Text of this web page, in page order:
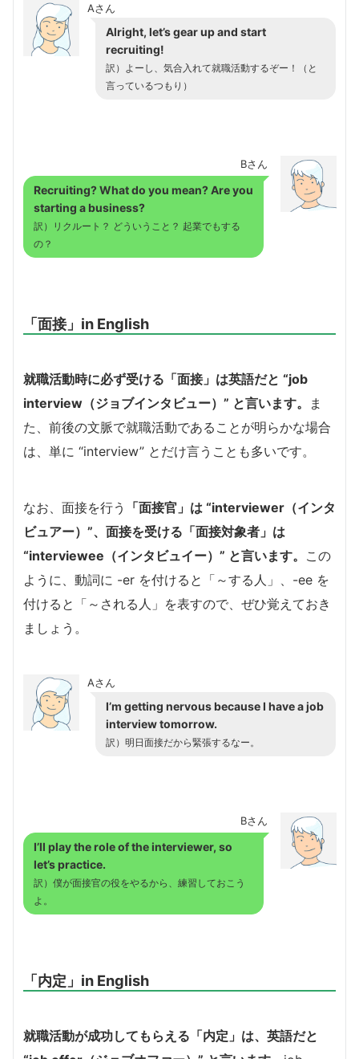
Aさん
Alright, let’s gear up and start
recruiting!
訳）よーし、気合入れて就職活動するぞー！（と
言っているつもり）
Bさん
Recruiting? What do you mean? Are you
starting a business?
訳）リクルート？ どういうこと？ 起業でもする
の？
「面接」in English
就職活動時に必ず受ける「面接」は英語だと “job
interview（ジョブインタビュー）” と言います。
ま
た、前後の文脈で就職活動であることが明らかな場合
は、単に “interview” とだけ言うことも多いです。
なお、面接を行う
「面接官」は “interviewer（インタ
ビュアー）”、面接を受ける「面接対象者」は
“interviewee（インタビュイー）” と言います。 この
ように、動詞に -er を付けると「～する人」、-ee を
付けると「～される人」を表すので、ぜひ覚えておき
ましょう。
Aさん
I’m getting nervous because I have a job
interview tomorrow.
訳）明日面接だから緊張するなー。
Bさん
I’ll play the role of the interviewer, so
let’s practice.
訳）僕が面接官の役をやるから、練習しておこう
よ。
「内定」in English
就職活動が成功してもらえる「内定」は、英語だと